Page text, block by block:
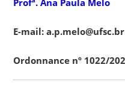
Profª. Ana Paula Melo
E-mail:a.p.melo@ufsc.br
Ordonnance nº 1022/